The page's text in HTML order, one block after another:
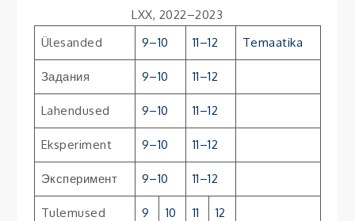
LXX, 2022–2023
Ülesanded
9–10 11–12 Temaatika
Задания 9–10 11–12
Lahendused 9–10 11–12
Eksperiment 9–10 11–12
Эксперимент 9–10 11–12
Tulemused 9 10 11 12